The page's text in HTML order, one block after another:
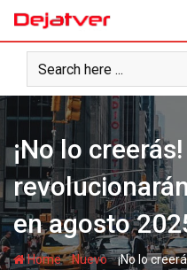
Skip
content
¡No lo
en agosto
Home-Nuevo-¡No lo